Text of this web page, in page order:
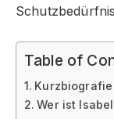
Table of
Kurzbiografie
Wer ist